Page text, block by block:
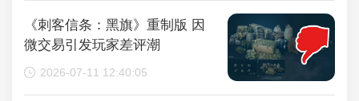
《刺客信条：黑旗》重制版 因
微交易引发玩家差评潮
2026-07-11 12:40:05